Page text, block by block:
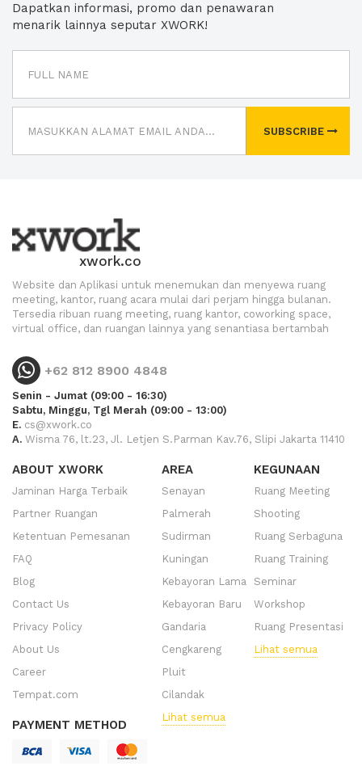
Dapatkan informasi, promo dan penawaran
menarik lainnya seputar XWORK!
SUBSCRIBE
xwork.co
Website dan Aplikasi untuk menemukan dan menyewa ruang
meeting, kantor, ruang acara mulai dari perjam hingga bulanan.
Tersedia ribuan ruang meeting, ruang kantor, coworking space,
virtual office, dan ruangan lainnya yang senantiasa bertambah
+62 812 8900 4848
Senin - Jumat (09:00 - 16:30)
Sabtu, Minggu, Tgl Merah (09:00 - 13:00)
E. cs@xwork.co
A. Wisma 76, lt.23, Jl. Letjen S.Parman Kav.76, Slipi Jakarta 11410
ABOUT XWORK
Jaminan Harga Terbaik
Partner Ruangan
Ketentuan Pemesanan
FAQ
Blog
Contact Us
Privacy Policy
About Us
Career
Tempat.com
PAYMENT METHOD
AREA
Senayan
Palmerah
Sudirman
Kuningan
Kebayoran Lama
Kebayoran Baru
Gandaria
Cengkareng
Pluit
Cilandak
Lihat semua
KEGUNAAN
Ruang Meeting
Shooting
Ruang Serbaguna
Ruang Training
Seminar
Workshop
Ruang Presentasi
Lihat semua